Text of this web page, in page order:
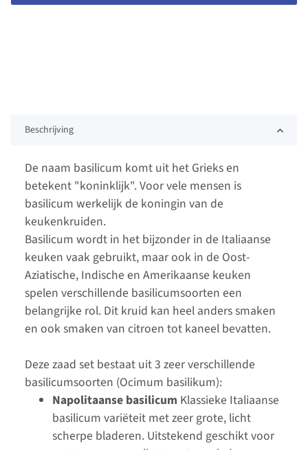
Beschrijving
De naam basilicum komt uit het Grieks en
betekent "koninklijk". Voor vele mensen is
basilicum werkelijk de koningin van de
keukenkruiden.
Basilicum wordt in het bijzonder in de Italiaanse
keuken vaak gebruikt, maar ook in de Oost-
Aziatische, Indische en Amerikaanse keuken
spelen verschillende basilicumsoorten een
belangrijke rol. Dit kruid kan heel anders smaken
en ook smaken van citroen tot kaneel bevatten.
Deze zaad set bestaat uit 3 zeer verschillende
basilicumsoorten (Ocimum basilikum):
Napolitaanse basilicum Klassieke Italiaanse
basilicum variëteit met zeer grote, licht
scherpe bladeren. Uitstekend geschikt voor